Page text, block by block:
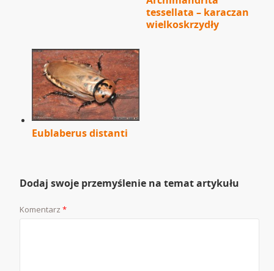
tessellata – karaczan
wielkoskrzydły
Eublaberus distanti
Dodaj swoje przemyślenie na temat artykułu
Komentarz*